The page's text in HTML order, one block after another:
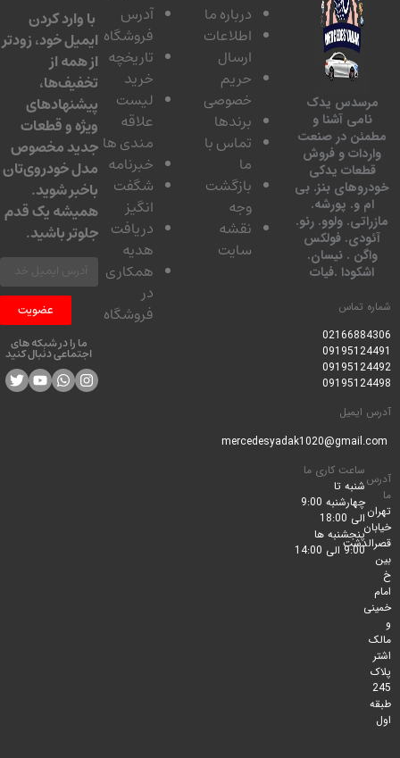
یدک
آشنا و
در صنعت
و فروش
یدکی
بنز. بی
و. پورشه.
ولوو. رنو.
فولکس
. نیسان.
.فیات
تماس
ساعت کاری ما
شنبه تا
چهارشنبه 9:00
الی 18:00
پنجشنبه ها
9:00 الی 14:00
درباره ما
اطلاعات
ارسال
حریم
خصوصی
برندها
تماس با
بازگشت
نقشه
سایت
آدرس
فروشگاه
تاریخچه
لیست
مندی ها
خبرنامه
شگفت
دریافت
همکاری
فروشگاه
با وارد کردن
ایمیل خود، زودتر
از همه از
تخفیف‌ها،
پیشنهادهای
ویژه و قطعات
جدید مخصوص
مدل خودروی‌تان
باخبر شوید.
همیشه یک قدم
جلوتر باشید.
عضویت
ما را در شبکه های
اجتماعی دنبال کنید